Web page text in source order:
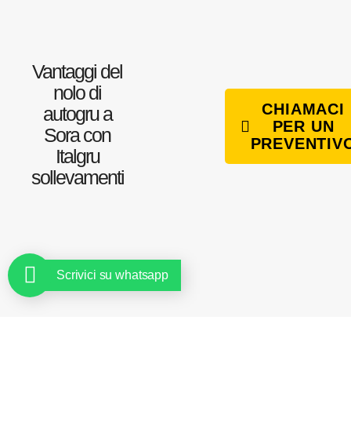
Vantaggi del
nolo di
autogru a
Sora con
Italgru
sollevamenti
CHIAMACI
PER UN
Scrivici su whatsapp